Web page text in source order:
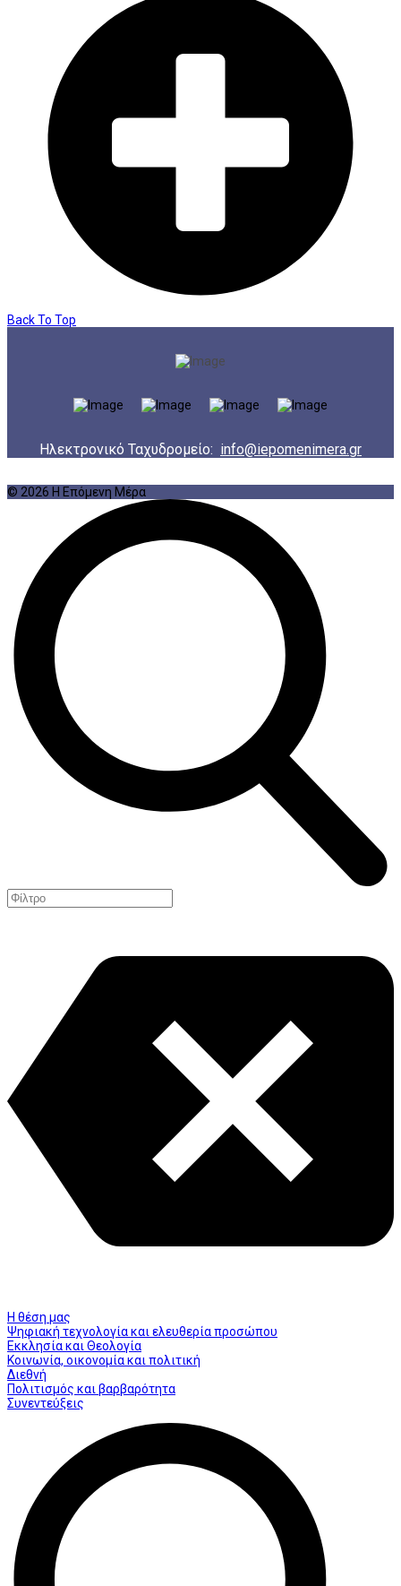
Back To Top
Ηλεκτρονικό Ταχυδρομείο: info@iepomenimera.gr
© 2026 Η Επόμενη Μέρα
Η θέση μας
Ψηφιακή τεχνολογία και ελευθερία προσώπου
Εκκλησία και Θεολογία
Κοινωνία, οικονομία και πολιτική
Διεθνή
Πολιτισμός και βαρβαρότητα
Συνεντεύξεις